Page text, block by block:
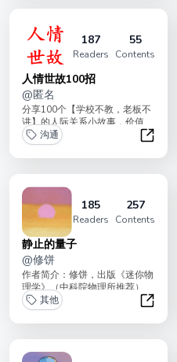
187
Readers
55
Contents
人情世故100招
@匿名
分享100个【学校不教，老板不
讲】的人际关系小故事，价值
100万。适合想开窍或不开窍的
兄弟姐妹学习。...
沟通
人情
185
Readers
257
Contents
静止的量子
@修饼
作者简介：修饼，出版《迷你物
理学》（中科院物理所推荐）、
科普视频博主（抖音/视频号：
修饼）、AI 短...
其他
静止